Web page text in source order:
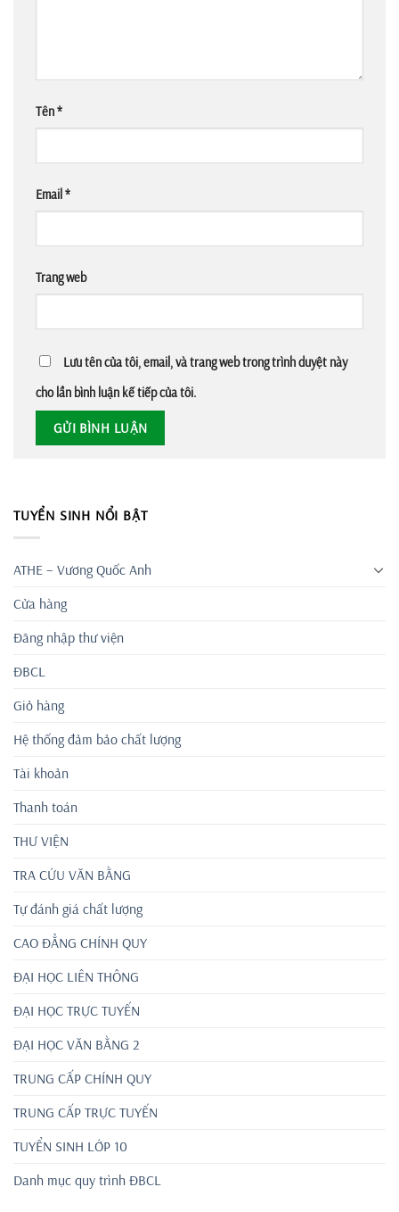
Tên*
Email *
Trang web
Lưu tên của tôi, email, và trang web trong trình duyệt này
cho lần bình luận kế tiếp của tôi.
TUYỂN SINH NỔI BẬT
ATHE – Vương Quốc Anh
Cửa hàng
Đăng nhập thư viện
ĐBCL
Giỏ hàng
Hệ thống đảm bảo chất lượng
Tài khoản
Thanh toán
THƯ VIỆN
TRA CỨU VĂN BẰNG
Tự đánh giá chất lượng
CAO ĐẲNG CHÍNH QUY
ĐẠI HỌC LIÊN THÔNG
ĐẠI HỌC TRỰC TUYẾN
ĐẠI HỌC VĂN BẰNG 2
TRUNG CẤP CHÍNH QUY
TRUNG CẤP TRỰC TUYẾN
TUYỂN SINH LỚP 10
Danh mục quy trình ĐBCL